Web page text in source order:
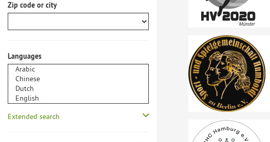
Zip code or city
Languages
Extended search